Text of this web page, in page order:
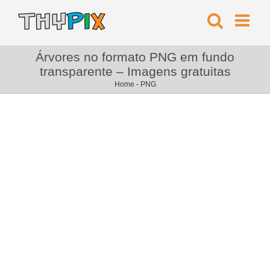
Árvores no formato PNG em fundo
transparente – Imagens gratuitas
Home - PNG